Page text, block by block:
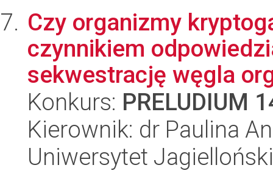
Czy organizmy
czynnikiem
sekwestrację węgla
Konkurs: PRELUDIUM
Kierownik: dr Paulina
Uniwersytet